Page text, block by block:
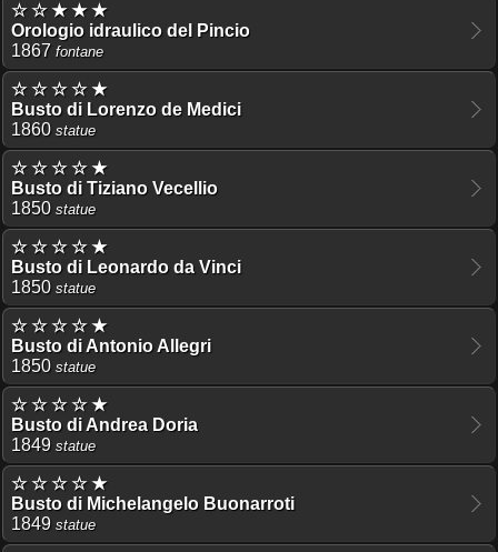
☆ ☆ ★ ★ ★
Orologio idraulico del Pincio
1867 fontane
☆ ☆ ☆ ☆ ★
Busto di Lorenzo de Medici
1860 statue
☆ ☆ ☆ ☆ ★
Busto di Tiziano Vecellio
1850 statue
☆ ☆ ☆ ☆ ★
Busto di Leonardo da Vinci
1850 statue
☆ ☆ ☆ ☆ ★
Busto di Antonio Allegri
1850 statue
☆ ☆ ☆ ☆ ★
Busto di Andrea Doria
1849 statue
☆ ☆ ☆ ☆ ★
Busto di Michelangelo Buonarroti
1849 statue